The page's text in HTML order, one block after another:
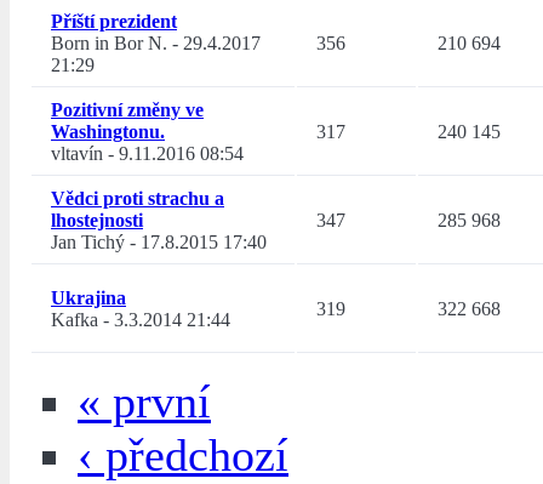
Příští prezident
Born in Bor N. - 29.4.2017
21:29
356 210 694
Pozitivní změny ve
Washingtonu.
vltavín - 9.11.2016 08:54
317 240 145
Vědci proti strachu a
lhostejnosti
Jan Tichý - 17.8.2015 17:40
347 285 968
Ukrajina
Kafka - 3.3.2014 21:44
319 322 668
« první
‹ předchozí